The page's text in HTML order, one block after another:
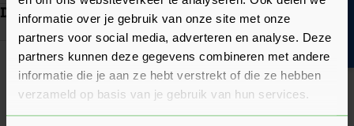
informatie over je gebruik van onze site met onze
partners voor social media, adverteren en analyse. Deze
partners kunnen deze gegevens combineren met andere
informatie die je aan ze hebt verstrekt of die ze hebben
verzameld op basis van je gebruik van hun services.
Dit vind je misschien ook handig
Navigeren door de elementen van de carrousel is mogelijk met
Druk om carrousel over te slaan
Druk op om naar carrouselnavigatie te gaan
VinyPlus Montage Verbindingsprofiel
(bestelnr. 0408)
Nu24,53 per stuk